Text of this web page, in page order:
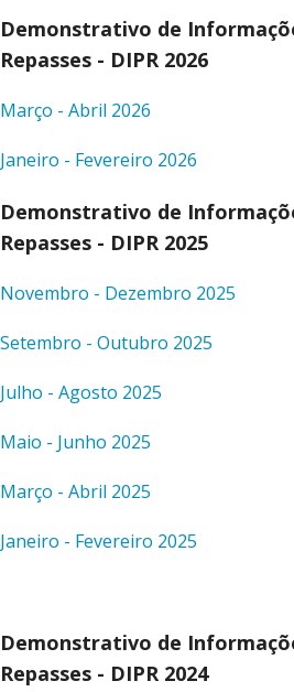
Demonstrativo de
Repasses - DIPR 2026
Março - Abril 2026
Janeiro - Fevereiro 2026
Demonstrativo de
Repasses - DIPR 2025
Novembro - Dezembro 2025
Setembro - Outubro 2025
Julho - Agosto 2025
Maio - Junho 2025
Março - Abril 2025
Janeiro - Fevereiro 2025
Demonstrativo de
Repasses - DIPR 2024